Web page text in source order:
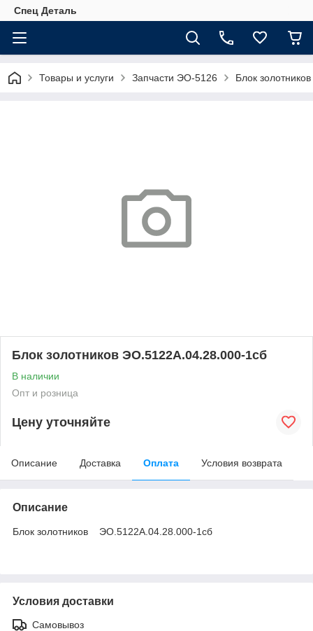
Спец Деталь
Товары и услуги Запчасти ЭО-5126 Блок
Блок золотников ЭО.5122А.04.28.000-1сб
В наличии
Опт и розница
Цену уточняйте
Описание Доставка Оплата Условия возврата
Описание
Блок золотников ЭО.5122А.04.28.000-1сб
Условия доставки
Самовывоз